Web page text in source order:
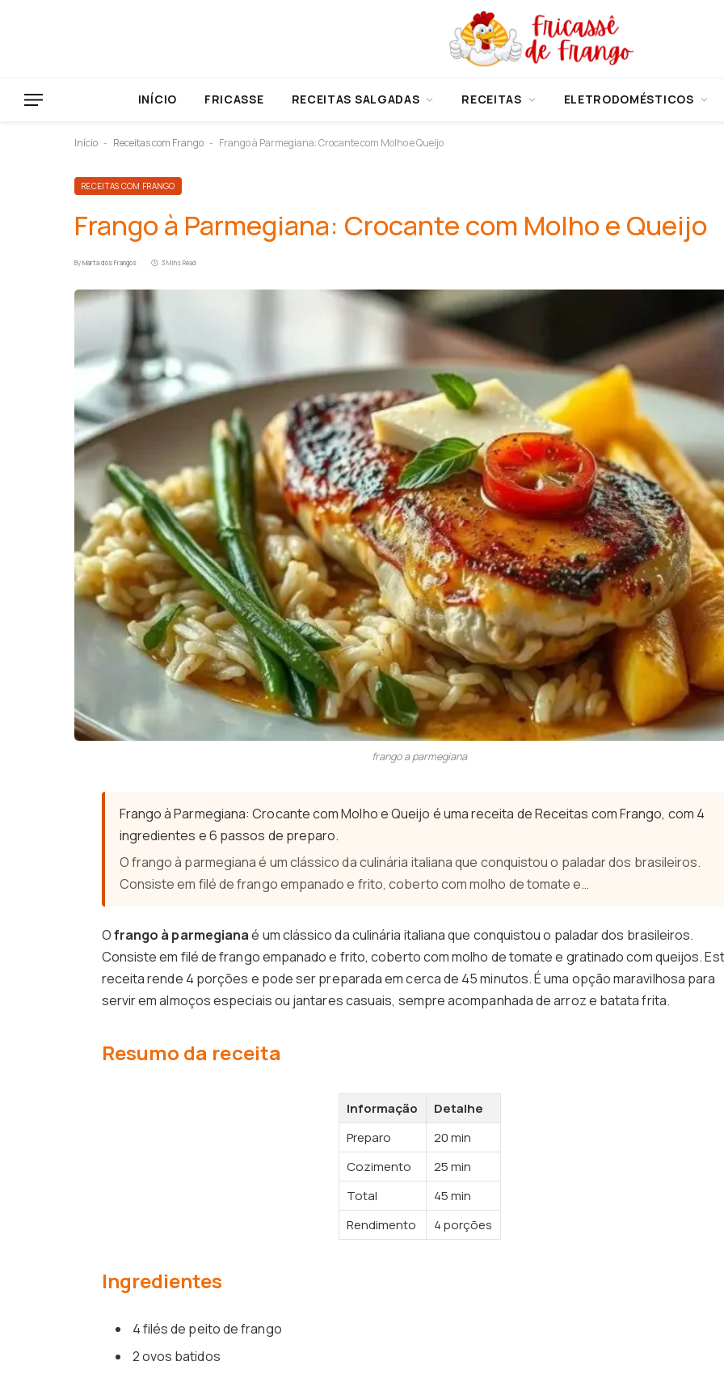
INÍCIO FRICASSE RECEITAS SALGADAS RECEITAS ELETRODOMÉSTICOS
Início - Receitas com Frango - Frango à Parmegiana: Crocante com Molho e Queijo
RECEITAS COM FRANGO
Frango à Parmegiana: Crocante com Molho e Queijo
ByMarta dos Frangos 3 Mins Read
frango a parmegiana
Frango à Parmegiana: Crocante com Molho e Queijo é uma receita de Receitas com Frango, com 4
ingredientes e 6 passos de preparo.
O frango à parmegiana é um clássico da culinária italiana que conquistou o paladar dos brasileiros.
Consiste em filé de frango empanado e frito, coberto com molho de tomate e…
Ofrango à parmegianaé um clássico da culinária italiana que conquistou o paladar dos brasileiros.
Consiste em filé de frango empanado e frito, coberto com molho de tomate e gratinado com queijos.
receita rende 4 porções e pode ser preparada em cerca de 45 minutos. É uma opção maravilhosa para
servir em almoços especiais ou jantares casuais, sempre acompanhada de arroz e batata frita.
Resumo da receita
Informação
Detalhe
Preparo
20 min
Cozimento
25 min
Total
45 min
Rendimento
4 porções
Ingredientes
4 filés de peito de frango
2 ovos batidos